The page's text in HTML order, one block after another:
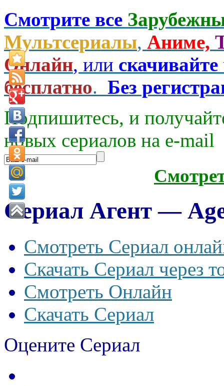
Смотрите все
Мультсериалы, Аниме,
Онлайн, или скачивайте
бесплатно. Без
Подпишитесь, и
новых сериалов на e-mаil
Сериал Агент —
Смотреть Сериал
Скачать Сериал через
Смотреть Онлайн
Скачать Сериал
Оцените Сериал